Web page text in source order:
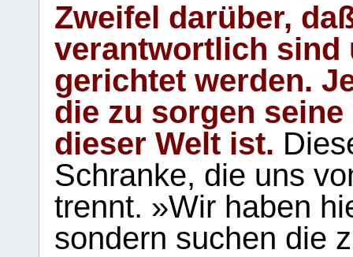
Zweifel darüber,
verantwortlich sind
gerichtet werden.
die zu sorgen
dieser Welt ist.
Schranke, die uns
trennt. »Wir haben
sondern suchen die